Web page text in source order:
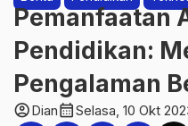
Pemanfaatan
Pendidikan:
Pengalaman
account_circleDiancalendar_monthSelasa, 10 Okt